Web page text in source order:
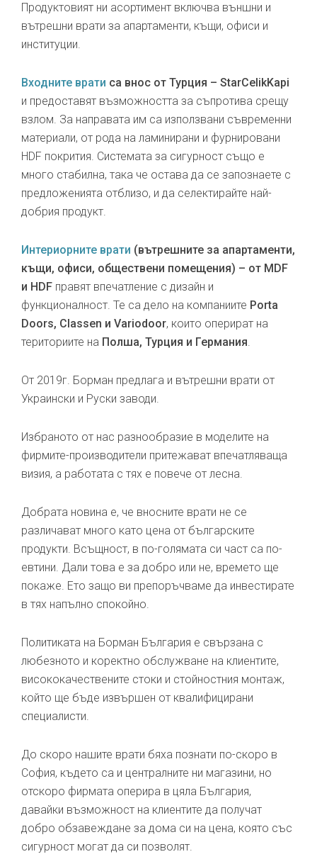
Продуктовият ни асортимент включва външни и
вътрешни врати за апартаменти, къщи, офиси и
институции.
Входните врати са внос от Турция – StarCelikKapi
и предоставят възможността за съпротива срещу
взлом. За направата им са използвани съвременни
материали, от рода на ламинирани и фурнировани
HDF покрития. Системата за сигурност също е
много стабилна, така че остава да се запознаете с
предложенията отблизо, и да селектирайте най-
добрия продукт.
Интериорните врати (вътрешните за апартаменти,
къщи, офиси, обществени помещения) – от MDF
и HDF правят впечатление с дизайн и
функционалност. Те са дело на компаниите Porta
Doors, Classen и Variodoor, които оперират на
териториите на Полша, Турция и Германия.
От 2019г. Борман предлага и вътрешни врати от
Украински и Руски заводи.
Избраното от нас разнообразие в моделите на
фирмите-производители притежават впечатляваща
визия, а работата с тях е повече от лесна.
Добрата новина е, че вносните врати не се
различават много като цена от българските
продукти. Всъщност, в по-голямата си част са по-
евтини. Дали това е за добро или не, времето ще
покаже. Ето защо ви препоръчваме да инвестирате
в тях напълно спокойно.
Политиката на Борман България е свързана с
любезното и коректно обслужване на клиентите,
висококачествените стоки и стойностния монтаж,
който ще бъде извършен от квалифицирани
специалисти.
До скоро нашите врати бяха познати по-скоро в
София, където са и централните ни магазини, но
отскоро фирмата оперира в цяла България,
давайки възможност на клиентите да получат
добро обзавеждане за дома си на цена, която със
сигурност могат да си позволят.